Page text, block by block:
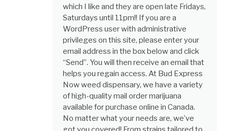
which I like and they are open late Fridays,
Saturdays until 11pm!! If you are a
WordPress user with administrative
privileges on this site, please enter your
email address in the box below and click
“Send”. You will then receive an email that
helps you regain access. At Bud Express
Now weed dispensary, we have a variety
of high-quality mail order marijuana
available for purchase online in Canada.
No matter what your needs are, we’ve